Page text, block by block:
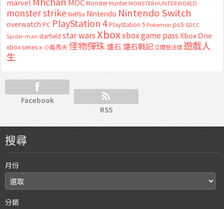
marvel MOC Monster Hunter MONSTER HUNTER WORLD
monster strike Netflix Nintendo Nintendo Switch
overwatch PC PlayStation 4 PlayStation 5 Pokemon ps5 SDCC
Spider-man starfield star warsXboxxbox game passXbox One
xbox series x 小島秀夫怪物彈珠 爐石 爐石戰記艾爾登法環 遊戲人
生
Facebook
RSS
搜尋
月份
分類